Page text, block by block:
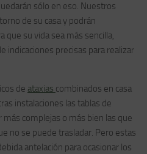
sólo en eso. Nuestros
de su casa y podrán
que su vida sea más sencilla,
indicaciones precisas para realizar
de ataxias combinados en casa
instalaciones las tablas de
complejas o más bien las que
no se puede trasladar. Pero estas
antelación para ocasionar los